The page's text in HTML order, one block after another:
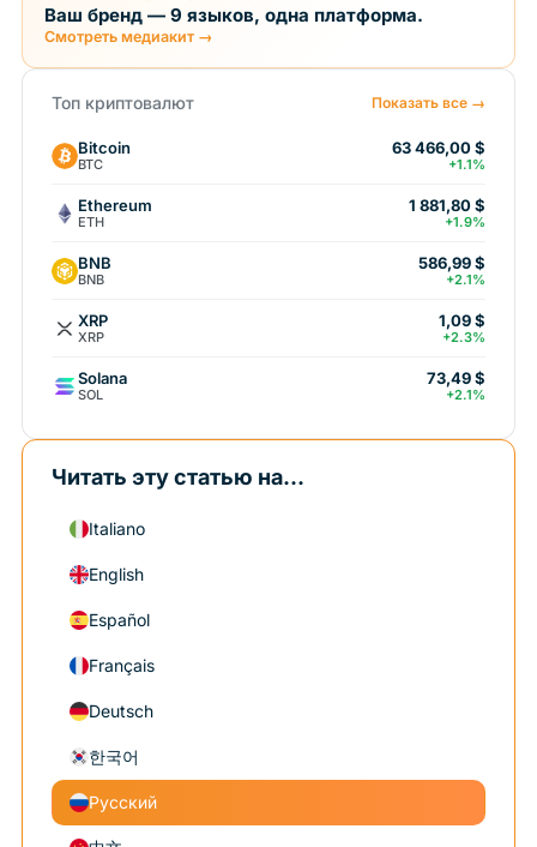
Ваш бренд — 9 языков, одна платформа.
Смотреть медиакит →
Топ криптовалют Показать все →
Bitcoin
BTC
63 466,00 $
+1.1%
Ethereum
ETH
1 881,80 $
+1.9%
BNB
BNB
586,99 $
+2.1%
XRP
XRP
1,09 $
+2.3%
Solana
SOL
73,49 $
+2.1%
Читать эту статью на...
Italiano
English
Español
Français
Deutsch
한국어
Русский